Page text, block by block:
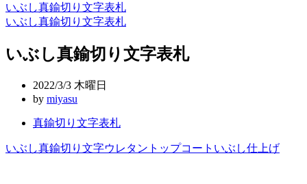
投
稿
ナ
シ
いぶし真鍮切り文字表札
いぶし真鍮切り文字表札
いぶし真鍮切り文字表札
2022/3/3 木曜日
by miyasu
真鍮切り文字表札
いぶし真鍮切り文字ウレタントップコート いぶし仕上げ